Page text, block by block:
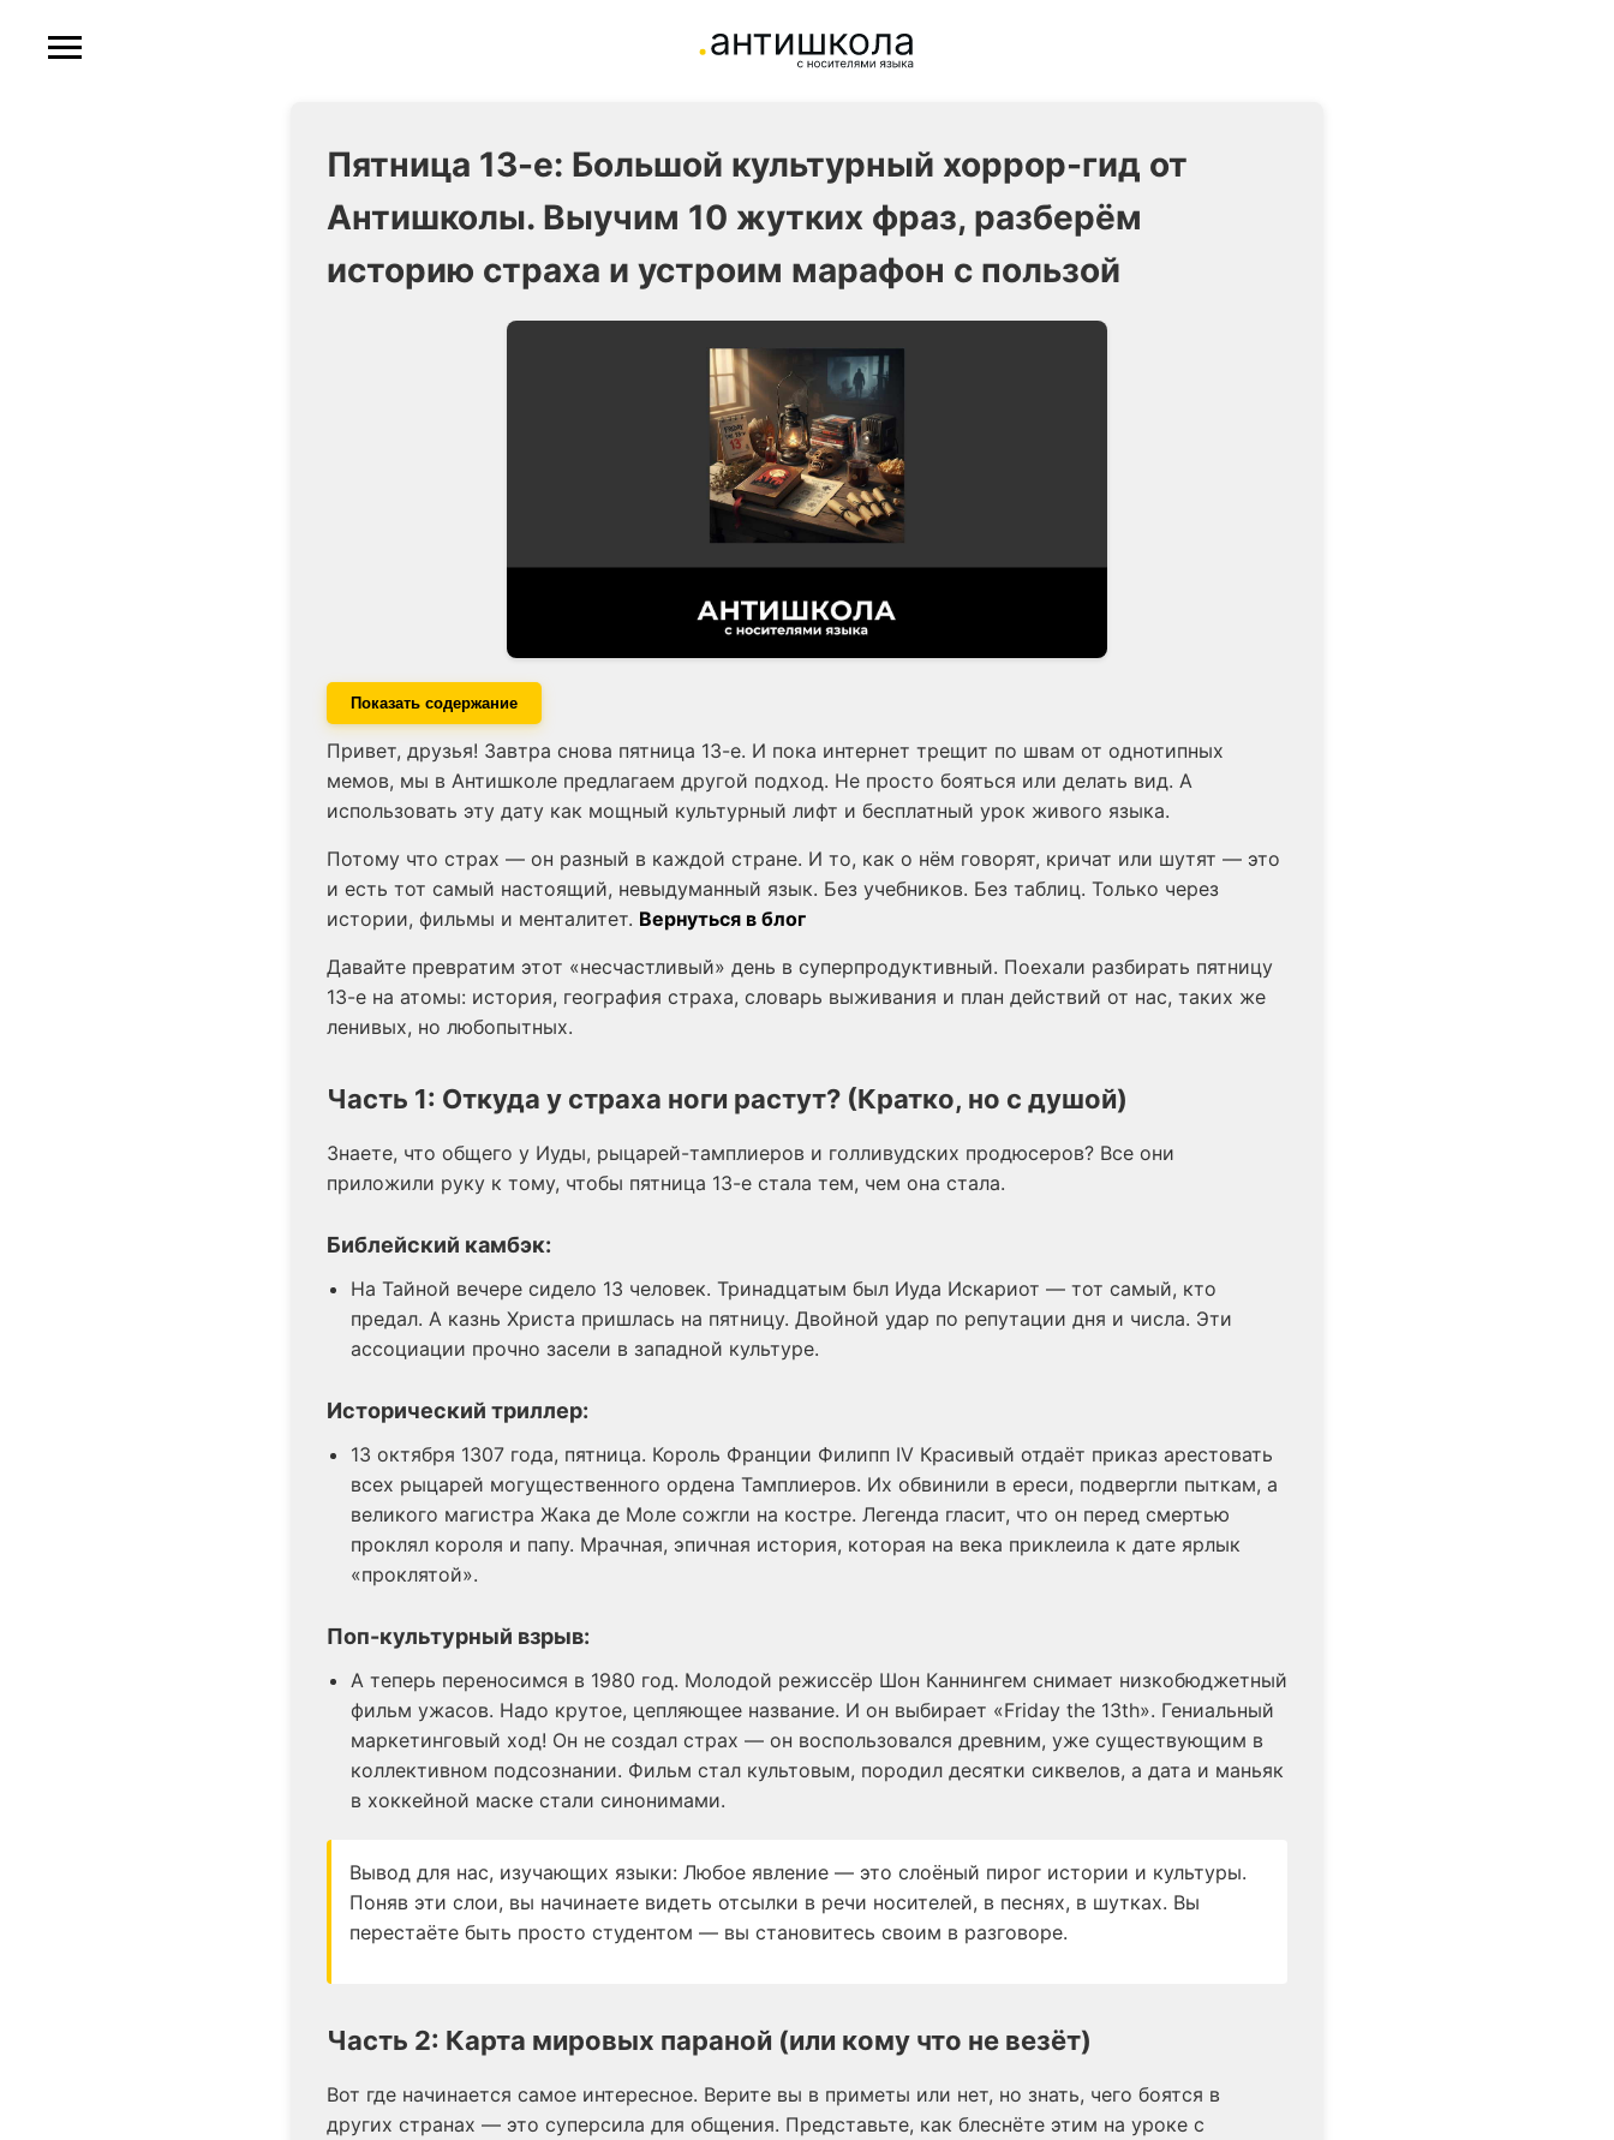
Пятница 13-е: Большой культурный хоррор-гид от
Антишколы. Выучим 10 жутких фраз, разберём
историю страха и устроим марафон с пользой
Показать содержание
Привет, друзья! Завтра снова пятница 13-е. И пока интернет трещит по швам от однотипных
мемов, мы в Антишколе предлагаем другой подход. Не просто бояться или делать вид. А
использовать эту дату как мощный культурный лифт и бесплатный урок живого языка.
Потому что страх — он разный в каждой стране. И то, как о нём говорят, кричат или шутят — это
и есть тот самый настоящий, невыдуманный язык. Без учебников. Без таблиц. Только через
истории, фильмы и менталитет. Вернуться в блог
Давайте превратим этот «несчастливый» день в суперпродуктивный. Поехали разбирать пятницу
13-е на атомы: история, география страха, словарь выживания и план действий от нас, таких же
ленивых, но любопытных.
Часть 1: Откуда у страха ноги растут? (Кратко, но с душой)
Знаете, что общего у Иуды, рыцарей-тамплиеров и голливудских продюсеров? Все они
приложили руку к тому, чтобы пятница 13-е стала тем, чем она стала.
Библейский камбэк:
На Тайной вечере сидело 13 человек. Тринадцатым был Иуда Искариот — тот самый, кто
предал. А казнь Христа пришлась на пятницу. Двойной удар по репутации дня и числа. Эти
ассоциации прочно засели в западной культуре.
Исторический триллер:
13 октября 1307 года, пятница. Король Франции Филипп IV Красивый отдаёт приказ арестовать
всех рыцарей могущественного ордена Тамплиеров. Их обвинили в ереси, подвергли пыткам, а
великого магистра Жака де Моле сожгли на костре. Легенда гласит, что он перед смертью
проклял короля и папу. Мрачная, эпичная история, которая на века приклеила к дате ярлык
«проклятой».
Поп-культурный взрыв:
А теперь переносимся в 1980 год. Молодой режиссёр Шон Каннингем снимает низкобюджетный
фильм ужасов. Надо крутое, цепляющее название. И он выбирает «Friday the 13th». Гениальный
маркетинговый ход! Он не создал страх — он воспользовался древним, уже существующим в
коллективном подсознании. Фильм стал культовым, породил десятки сиквелов, а дата и маньяк
в хоккейной маске стали синонимами.
Вывод для нас, изучающих языки: Любое явление — это слоёный пирог истории и культуры.
Поняв эти слои, вы начинаете видеть отсылки в речи носителей, в песнях, в шутках. Вы
перестаёте быть просто студентом — вы становитесь своим в разговоре.
Часть 2: Карта мировых параной (или кому что не везёт)
Вот где начинается самое интересное. Верите вы в приметы или нет, но знать, чего боятся в
других странах — это суперсила для общения. Представьте, как блеснёте этим на уроке с